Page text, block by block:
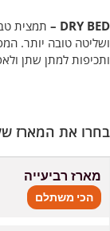
DRY BED –
תמצית
ושליטה טובה יותר.
ותכיפות למתן שתן
מארז רביעייה
הכי משתלם